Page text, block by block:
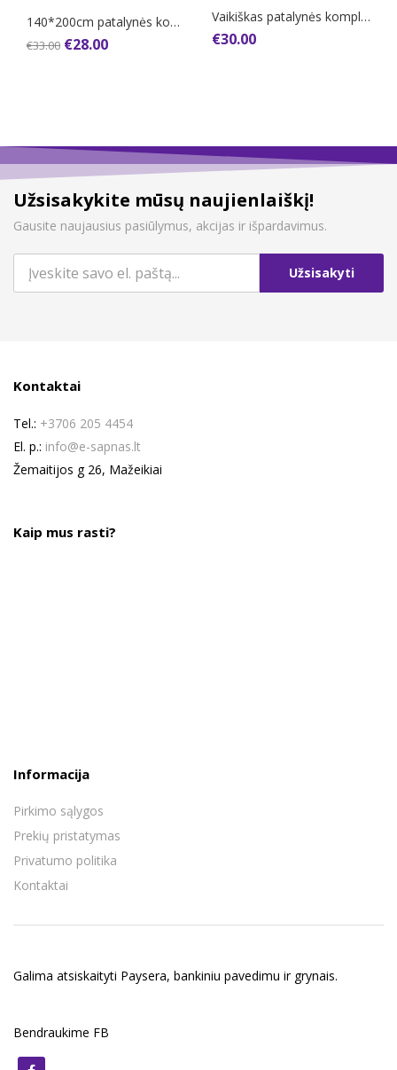
140*200cm patalynės komplektas be paklodės
€33.00 €28.00
Vaikiškas patalynės komplektas 150*205cm
€30.00
Užsisakykite mūsų naujienlaiškį!
Gausite naujausius pasiūlymus, akcijas ir išpardavimus.
Užsisakyti
Kontaktai
Tel.: +3706 205 4454
El. p.: info@e-sapnas.lt
Žemaitijos g 26, Mažeikiai
Kaip mus rasti?
Informacija
Pirkimo sąlygos
Prekių pristatymas
Privatumo politika
Kontaktai
Galima atsiskaityti Paysera, bankiniu pavedimu ir grynais.
Bendraukime FB